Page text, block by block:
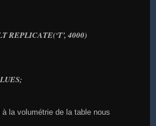
REPLICATE(‘T’, 4000)
la volumétrie de la table nous